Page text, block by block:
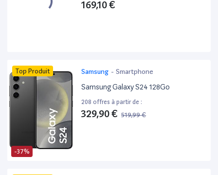
169,10 €
-37%
Top Produit Samsung - Smartphone
Samsung Galaxy S24 128Go
208 offres à partir de :
329,90 € 519,99 €